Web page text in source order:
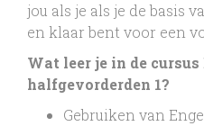
jou als je als je de basis
en klaar bent voor een
Wat leer je in de cursus
halfgevorderden 1?
Gebruiken van